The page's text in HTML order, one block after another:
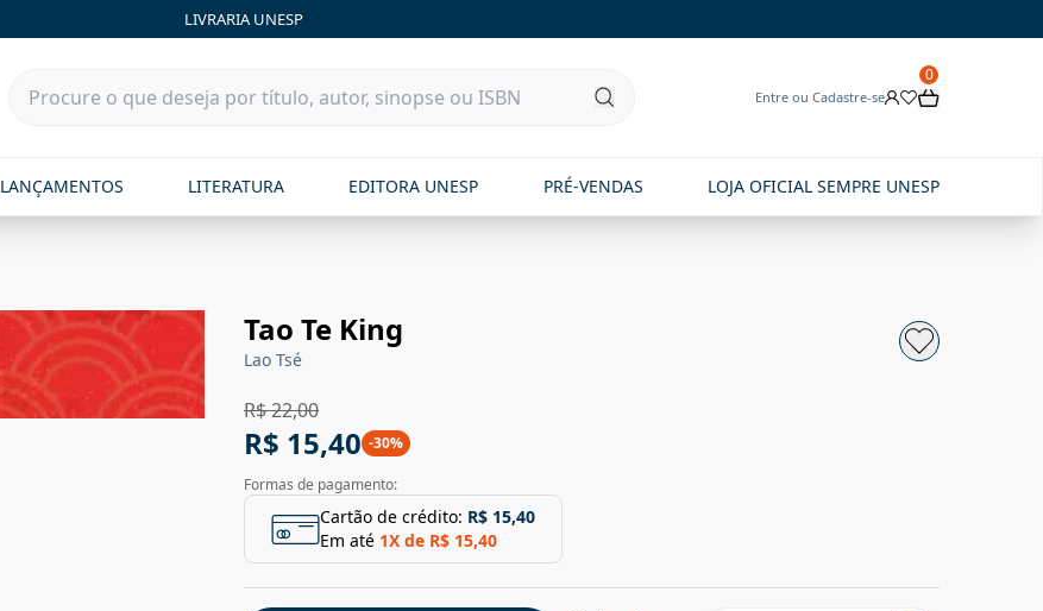
LIVRARIA UNESP
Entre ou Cadastre-se
0
LANÇAMENTOS LITERATURA EDITORA UNESP PRÉ-VENDAS LOJA OFICIAL SEMPRE UNESP
Tao Te King
Lao Tsé
R$ 22,00
R$ 15,40 -30%
Formas de pagamento:
Cartão de crédito: R$ 15,40
Em até 1X de R$ 15,40